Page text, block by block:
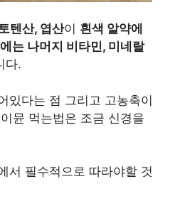
텐산, 엽산이 흰색 알약에
는 나머지 비타민, 미네랄
다.
있다는 점 그리고 고농축이
뮨 먹는법은 조금 신경을
서 필수적으로 따라야할 것